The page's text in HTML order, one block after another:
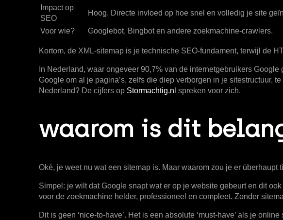
Impact op
SEO
Hoog. Directe invloed op hoe snel en volledig je site
Voor wie?
Googlebot, Bingbot en andere zoekmachine-crawlers.
Kortom, de XML-sitemap is je technische SEO-fundament, terwijl de
In Nederland, waar ongeveer 90,7% van de internetgebruikers Google
Google om al je pagina’s, zelfs die diep verborgen in je sitestructuur,
Nederland? De cijfers op Stormachtig.nl spreken voor zich.
waarom is dit
Oké, je weet nu wat een sitemap is. Maar waarom zou je er überhaupt
Simpel: je wilt dat Google snapt wat er op je website gebeurt en dit
voor de zoekmachine helder, professioneel en compleet. Zonder
Dit is geen ‘nice-to-have’. Het is een absolute ‘must-have’ als je